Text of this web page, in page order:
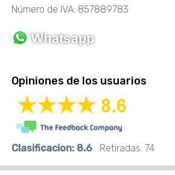
Número de IVA: 857889783
Opiniones de los usuarios
Clasificacion: 8.6 Retiradas: 74